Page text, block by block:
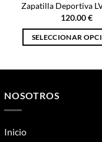
Zapatilla Deportiva
120.00€
SELECCIONAR
NOSOTROS
Inicio